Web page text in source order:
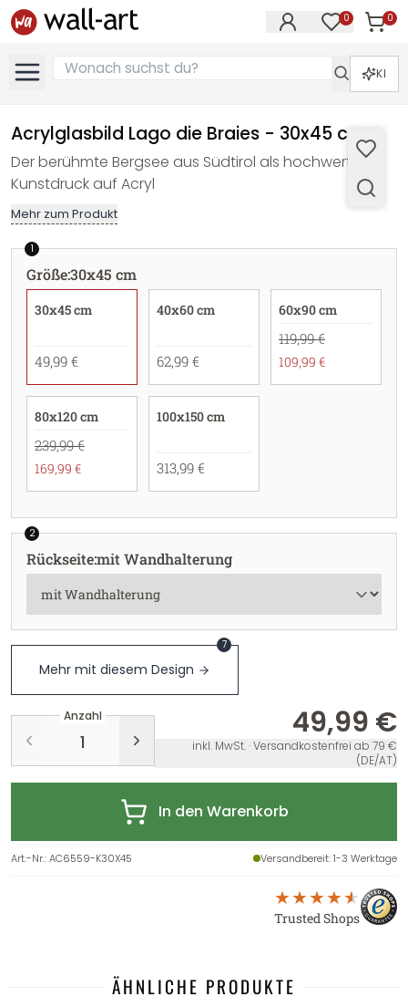
0 0
KI
Acrylglasbild Lago die Braies - 30x45 cm
Der berühmte Bergsee aus Südtirol als hochwertiger
Kunstdruck auf Acryl
Mehr zum Produkt
1
Größe:30x45 cm
30x45 cm
49,99 €
40x60 cm
62,99 €
60x90 cm
119,99 €
109,99 €
80x120 cm
239,99 €
169,99 €
100x150 cm
313,99 €
2
Rückseite:mit Wandhalterung
Mehr mit diesem Design
7
Anzahl 49,99 €
inkl. MwSt. · Versandkostenfrei ab 79 €
(DE/AT)
In den Warenkorb
Art.-Nr.:AC6559-K30X45 Versandbereit: 1-3 Werktage
Trusted Shops
ÄHNLICHE PRODUKTE